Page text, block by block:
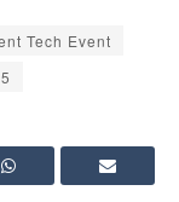
Tech Event